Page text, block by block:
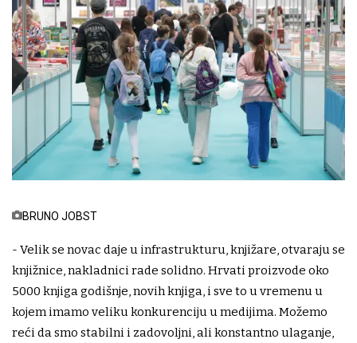
BRUNO JOBST
- Velik se novac daje u infrastrukturu, knjižare, otvaraju se
knjižnice, nakladnici rade solidno. Hrvati proizvode oko
5000 knjiga godišnje, novih knjiga, i sve to u vremenu u
kojem imamo veliku konkurenciju u medijima. Možemo
reći da smo stabilni i zadovoljni, ali konstantno ulaganje,